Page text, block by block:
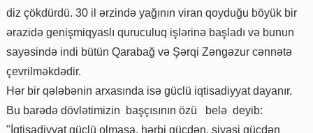
diz çökdürdü. 30 il ərzində yağının viran qoyduğu böyük bir
ərazidə genişmiqyaslı quruculuq işlərinə başladı və bunun
sayəsində indi bütün Qarabağ və Şərqi Zəngəzur cənnətə
çevrilməkdədir.
Hər bir qələbənin arxasında isə güclü iqtisadiyyat dayanır.
Bu barədə dövlətimizin başçısının özü belə deyib:
"İqtisadiyyat güclü olmasa, hərbi gücdən, siyasi gücdən